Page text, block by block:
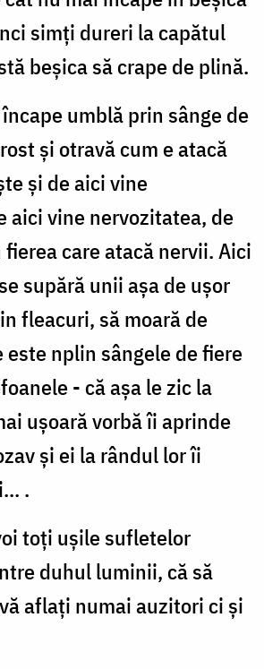
simţi dureri la capătul
beşica să crape de plină.
umblă prin sânge de
şi otravă cum e atacă
şi de aici vine
aici vine nervozitatea, de
care atacă nervii. Aici
supără unii aşa de uşor
fleacuri, să moară de
este nplin sângele de fiere
- că aşa le zic la
uşoară vorbă îi aprinde
şi ei la rândul lor îi
.
toţi uşile sufletelor
duhul luminii, că să
aflaţi numai auzitori ci şi